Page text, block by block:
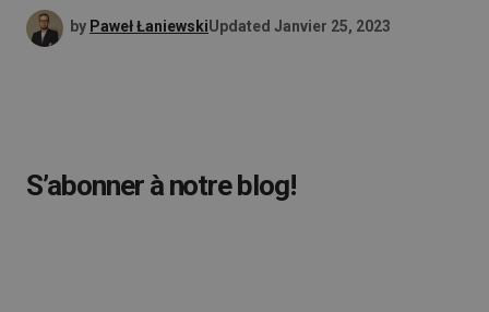
by Paweł ŁaniewskiUpdated Janvier 25, 2023
S’abonner à notre blog!